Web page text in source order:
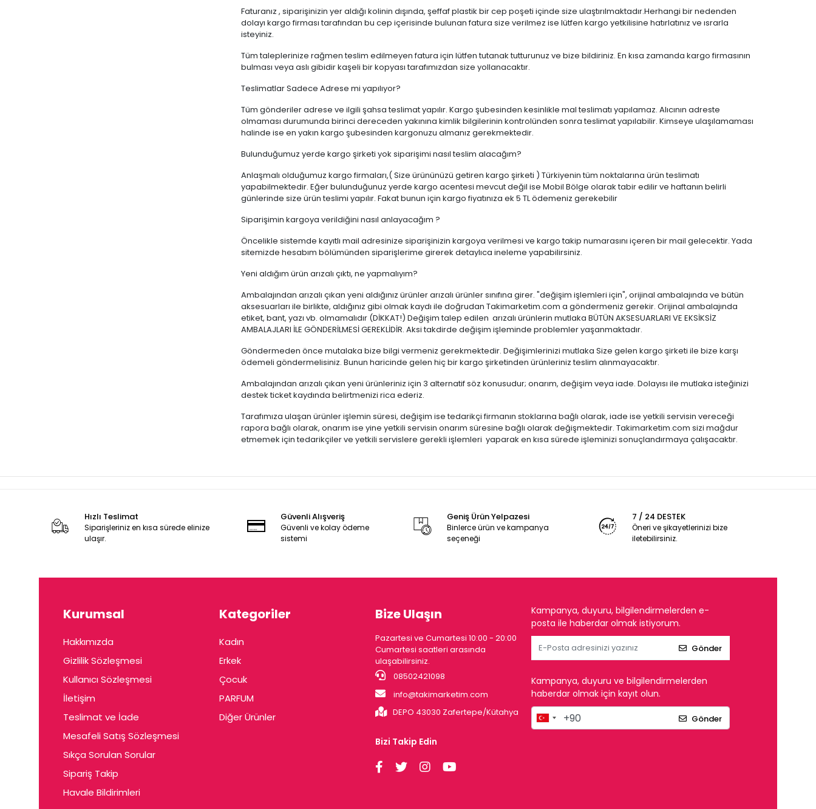
Faturanız , siparişinizin yer aldığı kolinin dışında, şeffaf plastik bir cep poşeti içinde size ulaştırılmaktadır.Herhangi bir nedenden
dolayı kargo firması tarafından bu cep içerisinde bulunan fatura size verilmez ise lütfen kargo yetkilisine hatırlatınız ve ısrarla
isteyiniz.
Tüm taleplerinize rağmen teslim edilmeyen fatura için lütfen tutanak tutturunuz ve bize bildiriniz. En kısa zamanda kargo firmasının
bulması veya aslı gibidir kaşeli bir kopyası tarafımızdan size yollanacaktır.
Teslimatlar Sadece Adrese mi yapılıyor?
Tüm gönderiler adrese ve ilgili şahsa teslimat yapılır. Kargo şubesinden kesinlikle mal teslimatı yapılamaz. Alıcının adreste
olmaması durumunda birinci dereceden yakınına kimlik bilgilerinin kontrolünden sonra teslimat yapılabilir. Kimseye ulaşılamaması
halinde ise en yakın kargo şubesinden kargonuzu almanız gerekmektedir.
Bulunduğumuz yerde kargo şirketi yok siparişimi nasıl teslim alacağım?
Anlaşmalı olduğumuz kargo firmaları,( Size ürününüzü getiren kargo şirketi ) Türkiyenin tüm noktalarına ürün teslimatı
yapabilmektedir. Eğer bulunduğunuz yerde kargo acentesi mevcut değil ise Mobil Bölge olarak tabir edilir ve haftanın belirli
günlerinde size ürün teslimi yapılır. Fakat bunun için kargo fiyatınıza ek 5 TL ödemeniz gerekebilir
Siparişimin kargoya verildiğini nasıl anlayacağım ?
Öncelikle sistemde kayıtlı mail adresinize siparişinizin kargoya verilmesi ve kargo takip numarasını içeren bir mail gelecektir. Yada
sitemizde hesabım bölümünden siparişlerime girerek detaylıca ineleme yapabilirsiniz.
Yeni aldığım ürün arızalı çıktı, ne yapmalıyım?
Ambalajından arızalı çıkan yeni aldığınız ürünler arızalı ürünler sınıfına girer. "değişim işlemleri için", orijinal ambalajında ve bütün
aksesuarları ile birlikte, aldığınız gibi olmak kaydı ile doğrudan Takimarketim.com a göndermeniz gerekir. Orijinal ambalajında
etiket, bant, yazı vb. olmamalıdır (DİKKAT!) Değişim talep edilen arızalı ürünlerin mutlaka BÜTÜN AKSESUARLARI VE EKSİKSİZ
AMBALAJLARI İLE GÖNDERİLMESİ GEREKLİDİR. Aksi takdirde değişim işleminde problemler yaşanmaktadır.
Göndermeden önce mutalaka bize bilgi vermeniz gerekmektedir. Değişimlerinizi mutlaka Size gelen kargo şirketi ile bize karşı
ödemeli göndermelisiniz. Bunun haricinde gelen hiç bir kargo şirketinden ürünleriniz teslim alınmayacaktır.
Ambalajından arızalı çıkan yeni ürünleriniz için 3 alternatif söz konusudur; onarım, değişim veya iade. Dolayısı ile mutlaka isteğinizi
destek ticket kaydında belirtmenizi rica ederiz.
Tarafımıza ulaşan ürünler işlemin süresi, değişim ise tedarikçi firmanın stoklarına bağlı olarak, iade ise yetkili servisin vereceği
rapora bağlı olarak, onarım ise yine yetkili servisin onarım süresine bağlı olarak değişmektedir. Takimarketim.com sizi mağdur
etmemek için tedarikçiler ve yetkili servislere gerekli işlemleri yaparak en kısa sürede işleminizi sonuçlandırmaya çalışacaktır.
Hızlı Teslimat
Siparişleriniz en kısa sürede elinize
ulaşır.
Güvenli Alışveriş
Güvenli ve kolay ödeme
sistemi
Geniş Ürün Yelpazesi
Binlerce ürün ve kampanya
seçeneği
7 / 24 DESTEK
Öneri ve şikayetlerinizi bize
iletebilirsiniz.
Kurumsal
Hakkımızda
Gizlilik Sözleşmesi
Kullanıcı Sözleşmesi
İletişim
Teslimat ve İade
Mesafeli Satış Sözleşmesi
Sıkça Sorulan Sorular
Sipariş Takip
Havale Bildirimleri
Kategoriler
Kadın
Erkek
Çocuk
PARFUM
Diğer Ürünler
Bize Ulaşın
Pazartesi ve Cumartesi 10:00 - 20:00
Cumartesi saatleri arasında
ulaşabilirsiniz.
08502421098
info@takimarketim.com
DEPO 43030 Zafertepe/Kütahya
Bizi Takip Edin
Kampanya, duyuru, bilgilendirmelerden e-
posta ile haberdar olmak istiyorum.
Gönder
Kampanya, duyuru ve bilgilendirmelerden
haberdar olmak için kayıt olun.
Gönder